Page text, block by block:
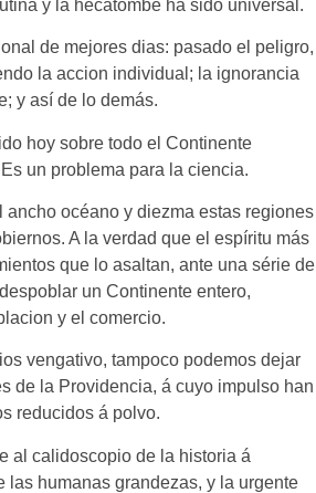
y la hecatombe ha sido universal.
de mejores dias: pasado el peligro,
la accion individual; la ignorancia
y así de lo demás.
hoy sobre todo el Continente
un problema para la ciencia.
océano y diezma estas regiones
A la verdad que el espíritu más
que lo asaltan, ante una série de
un Continente entero,
y el comercio.
vengativo, tampoco podemos dejar
de la Providencia, á cuyo impulso han
reducidos á polvo.
al calidoscopio de la historia á
humanas grandezas, y la urgente